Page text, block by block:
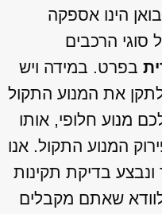
הינו אספקה
סוגי הרכבים
בפרט. במידה ויש
את המנוע התקול
מנוע חלופי, אותו
המנוע התקול. אנו
ונבצע בדיקת תקינות
שאתם מקבלים